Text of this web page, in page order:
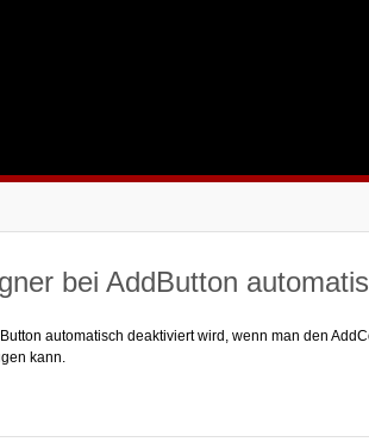
bei AddButton
automatisch deaktiviert wird, wenn man den
kann.